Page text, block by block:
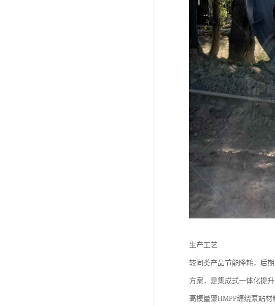
生产工艺
较同类产品节能降耗，后
方案，是集成式一体化提
高模量聚HMPP缠绕泵站